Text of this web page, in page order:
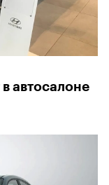
автосалоне